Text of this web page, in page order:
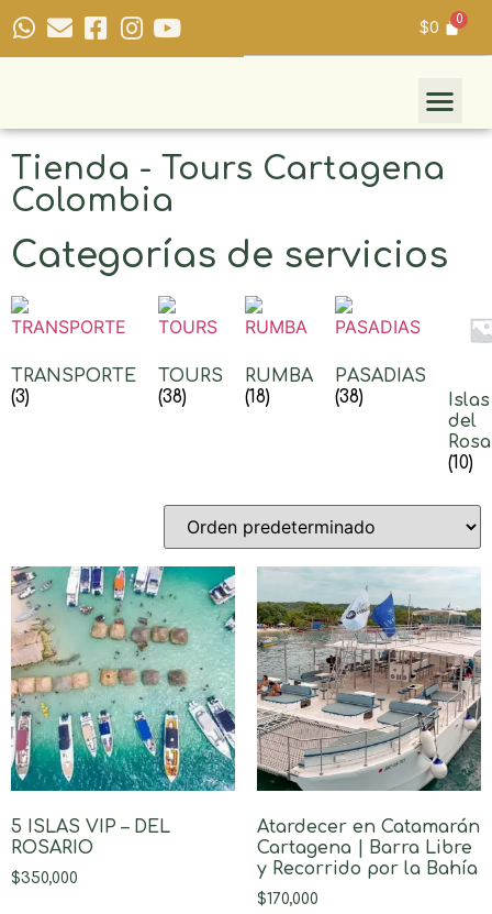
$0
Tienda - Tours Cartagena
Colombia
Categorías de servicios
TRANSPORTE
(3)
TOURS
(38)
RUMBA
(18)
PASADIAS
(38)
Islas
del
(10)
5 ISLAS VIP – DEL
ROSARIO
$350,000
Atardecer en Catamarán
Cartagena | Barra Libre
y Recorrido por la Bahía
$170,000